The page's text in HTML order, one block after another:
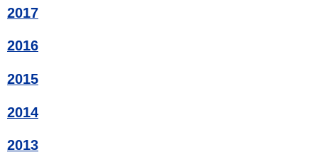
2017
2016
2015
2014
2013